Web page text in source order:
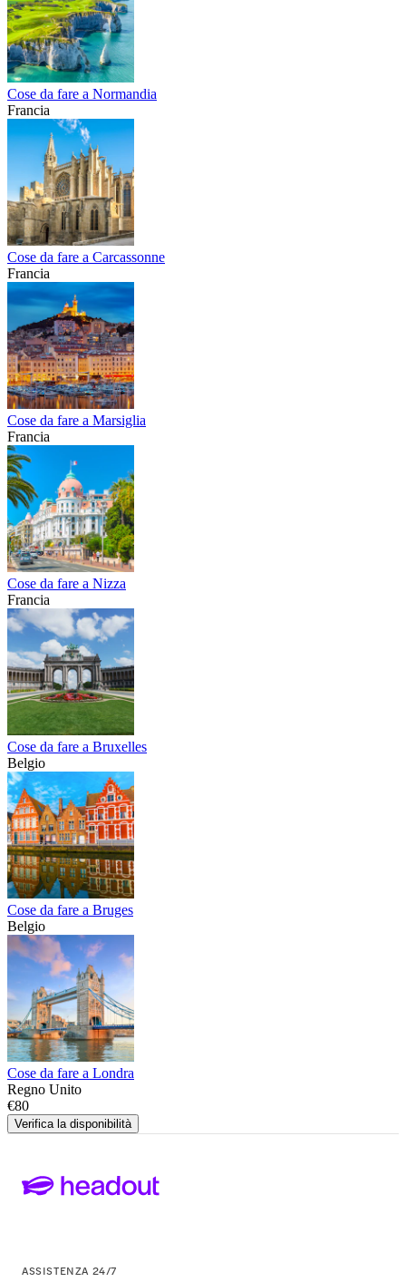
Cose da fare a Normandia
Francia
Cose da fare a Carcassonne
Francia
Cose da fare a Marsiglia
Francia
Cose da fare a Nizza
Francia
Cose da fare a Bruxelles
Belgio
Cose da fare a Bruges
Belgio
Cose da fare a Londra
Regno Unito
€80
Verifica la disponibilità
ASSISTENZA 24/7